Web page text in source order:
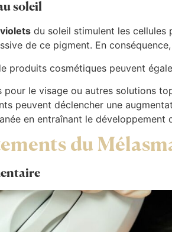
soleil
du soleil stimulent les cellules
de ce pigment. En
produits cosmétiques peuvent
pour le visage ou autres solutions
peuvent déclencher une
en entraînant le développement
du